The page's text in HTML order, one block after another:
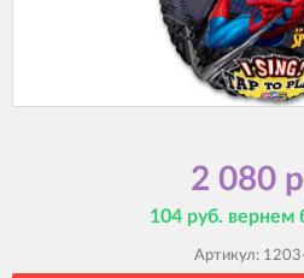
2 080
104 руб. вернем
Артикул: